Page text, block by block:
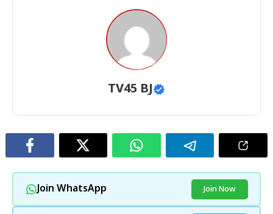
TV45 BJ
Join WhatsApp Join Now